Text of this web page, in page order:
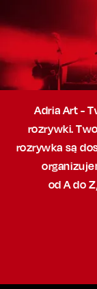
Adria Art -
rozrywki.
rozrywka są
od A do